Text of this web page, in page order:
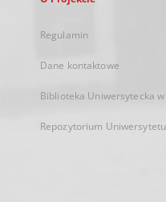
Regulamin
Dane kontaktowe
Biblioteka Uniwersytecka
Repozytorium